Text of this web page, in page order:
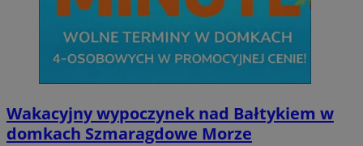
Wakacyjny wypoczynek nad Bałtykiem w
domkach Szmaragdowe Morze